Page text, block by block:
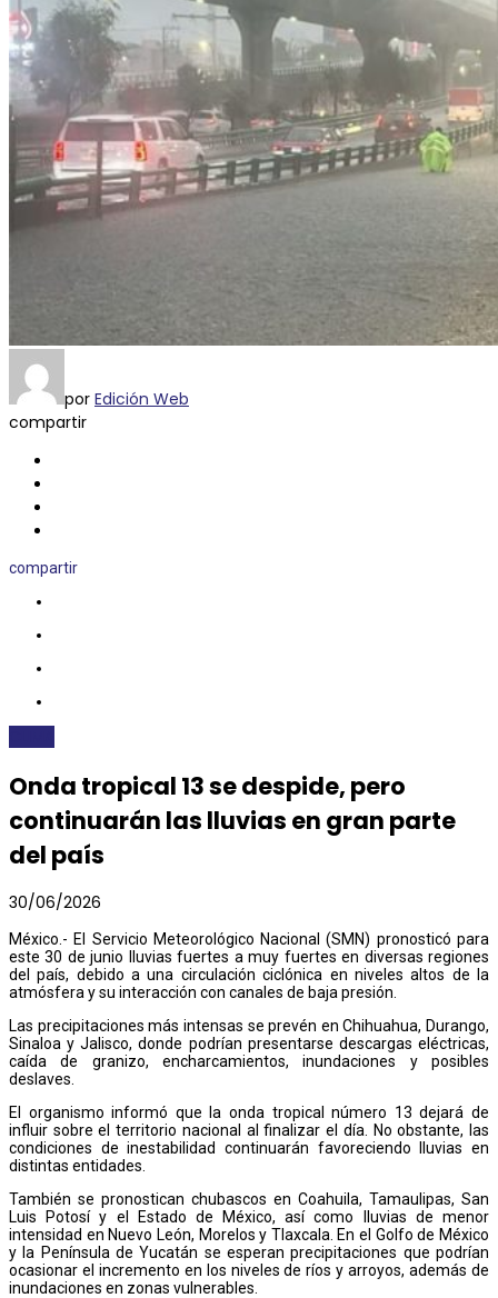
por Edición Web
compartir
compartir
Onda tropical 13 se despide, pero
continuarán las lluvias en gran parte
del país
30/06/2026
México.- El Servicio Meteorológico Nacional (SMN) pronosticó para
este 30 de junio lluvias fuertes a muy fuertes en diversas regiones
del país, debido a una circulación ciclónica en niveles altos de la
atmósfera y su interacción con canales de baja presión.
Las precipitaciones más intensas se prevén en Chihuahua, Durango,
Sinaloa y Jalisco, donde podrían presentarse descargas eléctricas,
caída de granizo, encharcamientos, inundaciones y posibles
deslaves.
El organismo informó que la onda tropical número 13 dejará de
influir sobre el territorio nacional al finalizar el día. No obstante, las
condiciones de inestabilidad continuarán favoreciendo lluvias en
distintas entidades.
También se pronostican chubascos en Coahuila, Tamaulipas, San
Luis Potosí y el Estado de México, así como lluvias de menor
intensidad en Nuevo León, Morelos y Tlaxcala. En el Golfo de México
y la Península de Yucatán se esperan precipitaciones que podrían
ocasionar el incremento en los niveles de ríos y arroyos, además de
inundaciones en zonas vulnerables.